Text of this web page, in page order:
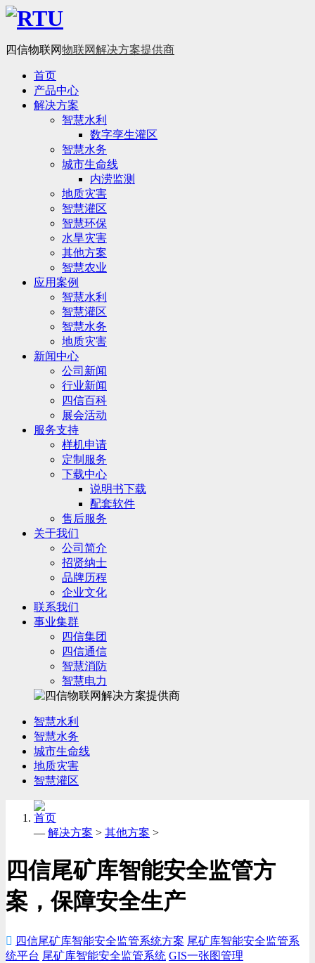
四信物联网物联网解决方案提供商
首页
产品中心
解决方案
智慧水利
数字孪生灌区
智慧水务
城市生命线
内涝监测
地质灾害
智慧灌区
智慧环保
水旱灾害
其他方案
智慧农业
应用案例
智慧水利
智慧灌区
智慧水务
地质灾害
新闻中心
公司新闻
行业新闻
四信百科
展会活动
服务支持
样机申请
定制服务
下载中心
说明书下载
配套软件
售后服务
关于我们
公司简介
招贤纳士
品牌历程
企业文化
联系我们
事业集群
四信集团
四信通信
智慧消防
智慧电力
智慧水利
智慧水务
城市生命线
地质灾害
智慧灌区
首页
— 解决方案 > 其他方案 >
四信尾矿库智能安全监管方
案，保障安全生产
 四信尾矿库智能安全监管系统方案 尾矿库智能安全监管系
统平台 尾矿库智能安全监管系统 GIS一张图管理